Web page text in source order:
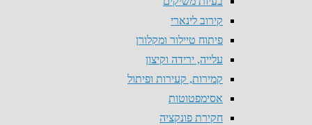
קירוב לינארי
פיתוח טיילור ומקלורן
עלייה, ירידה וקיצון
קמירות, קעירות ופיתול
אסימפטוטות
חקירת פונקציה